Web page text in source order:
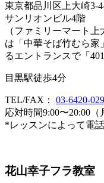
東京都品川区上大崎3-
サンリオンビル4階
（ファミリーマート
は「中華そば竹むら家
るエントランスで「
目黒駅徒歩4分
TEL/FAX： 03-6420-
応対時間9:00〜20:00（
*レッスンによって電
花山幸子フラ教室